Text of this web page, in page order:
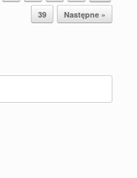
39
Następne »